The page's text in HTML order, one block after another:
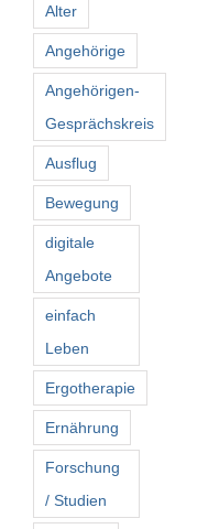
Alter
Angehörige
Angehörigen-
Gesprächskreis
Ausflug
Bewegung
digitale
Angebote
einfach
Leben
Ergotherapie
Ernährung
Forschung
/ Studien